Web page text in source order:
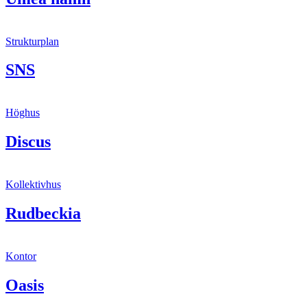
Strukturplan
SNS
Höghus
Discus
Kollektivhus
Rudbeckia
Kontor
Oasis